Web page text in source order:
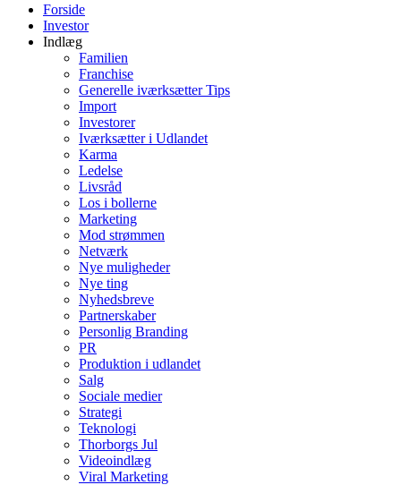
Forside
Investor
Indlæg
Familien
Franchise
Generelle iværksætter Tips
Import
Investorer
Iværksætter i Udlandet
Karma
Ledelse
Livsråd
Los i bollerne
Marketing
Mod strømmen
Netværk
Nye muligheder
Nye ting
Nyhedsbreve
Partnerskaber
Personlig Branding
PR
Produktion i udlandet
Salg
Sociale medier
Strategi
Teknologi
Thorborgs Jul
Videoindlæg
Viral Marketing